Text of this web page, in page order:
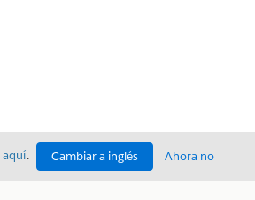
aquí. Cambiar a inglés Ahora no